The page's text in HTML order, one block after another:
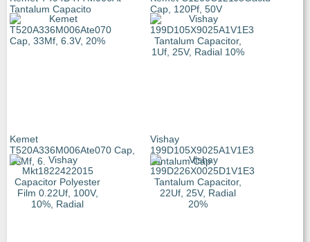
Tantalum Capacito
Cap, 120Pf, 50V
Kemet
T520A336M006Ate070 Cap,
33Μf, 6.
Vishay
199D105X9025A1V1E3
Tantalum Cap